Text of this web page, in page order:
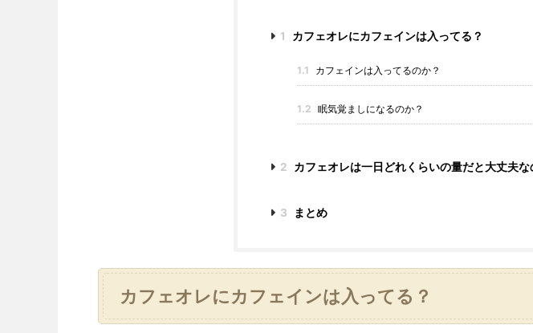
1 カフェオレにカフェインは入ってる？
1.1 カフェインは入ってるのか？
1.2 眠気覚ましになるのか？
2 カフェオレは一日どれくらいの量だと大丈夫な
3 まとめ
カフェオレにカフェインは入ってる？